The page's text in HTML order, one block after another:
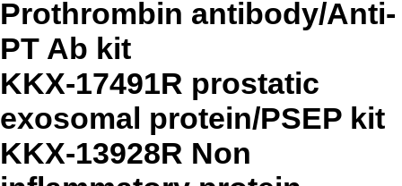
Prothrombin antibody/Anti-
PT Ab kit
KKX-17491R prostatic
exosomal protein/PSEP kit
KKX-13928R Non